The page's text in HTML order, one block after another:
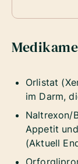
Orlistat
im Darm,
Naltrexon/
Appetit
(Aktuell